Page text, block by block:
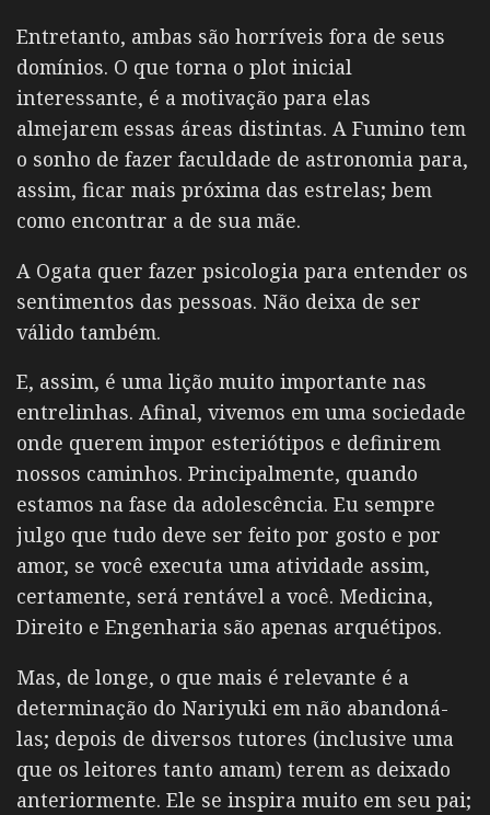
Entretanto, ambas são horríveis fora de seus
domínios. O que torna o plot inicial
interessante, é a motivação para elas
almejarem essas áreas distintas. A Fumino tem
o sonho de fazer faculdade de astronomia para,
assim, ficar mais próxima das estrelas; bem
como encontrar a de sua mãe.
A Ogata quer fazer psicologia para entender os
sentimentos das pessoas. Não deixa de ser
válido também.
E, assim, é uma lição muito importante nas
entrelinhas. Afinal, vivemos em uma sociedade
onde querem impor esteriótipos e definirem
nossos caminhos. Principalmente, quando
estamos na fase da adolescência. Eu sempre
julgo que tudo deve ser feito por gosto e por
amor, se você executa uma atividade assim,
certamente, será rentável a você. Medicina,
Direito e Engenharia são apenas arquétipos.
Mas, de longe, o que mais é relevante é a
determinação do Nariyuki em não abandoná-
las; depois de diversos tutores (inclusive uma
que os leitores tanto amam) terem as deixado
anteriormente. Ele se inspira muito em seu pai;